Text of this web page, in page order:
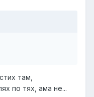
там,
по тях, ама не...